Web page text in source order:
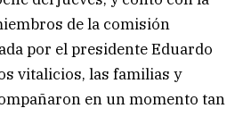
de la comisión
por el presidente Eduardo
vitalicios, las familias y
en un momento tan